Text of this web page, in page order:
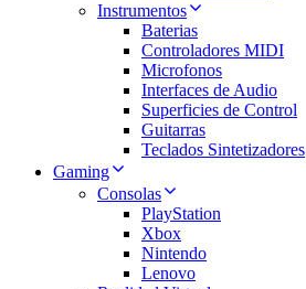
Instrumentos
Baterias
Controladores MIDI
Microfonos
Interfaces de Audio
Superficies de Control
Guitarras
Teclados Sintetizadores
Gaming
Consolas
PlayStation
Xbox
Nintendo
Lenovo